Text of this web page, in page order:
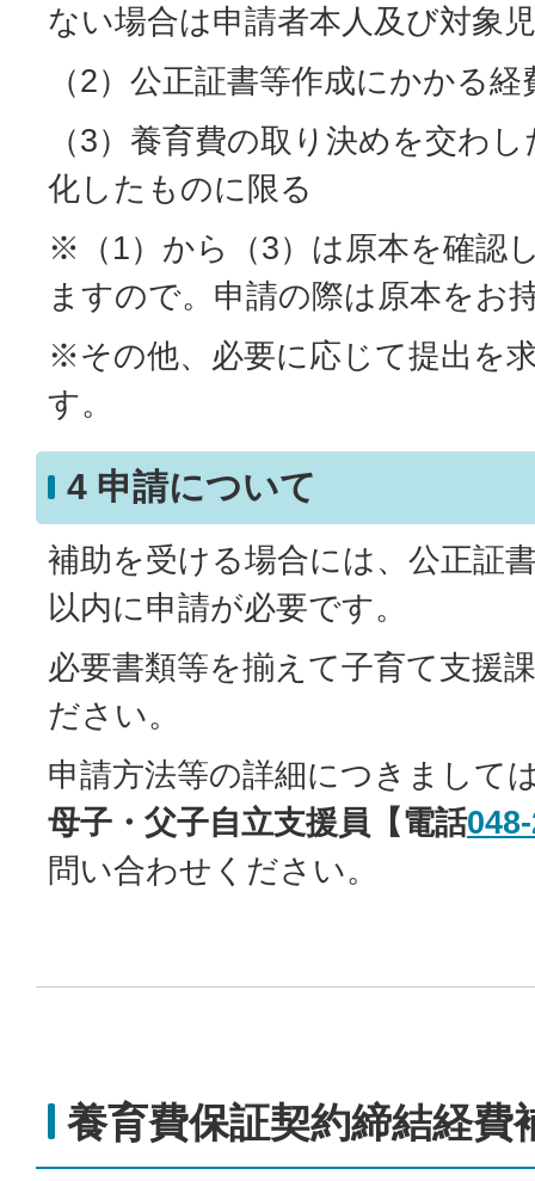
ない場合は申請者本人及び対象
（2）公正証書等作成にかかる
（3）養育費の取り決めを交わ
化したものに限る
※（1）から（3）は原本を確認
ますので。申請の際は原本をお
※その他、必要に応じて提出を
す。
4 申請について
補助を受ける場合には、公正証
以内に申請が必要です。
必要書類等を揃えて子育て支援
ださい。
申請方法等の詳細につきまして
母子・父子自立支援員【電話
問い合わせください。
養育費保証契約締結経費